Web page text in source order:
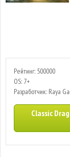
Рейтинг: 500000
OS: 7+
Разработчик: Raya
Classic